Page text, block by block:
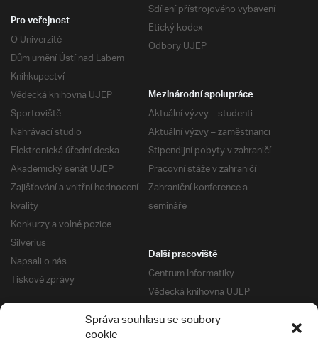
Správa souhlasu se soubory
cookie
Sdílení přístrojového vybavení
Etický kodex
Odbory UJEP
Pro veřejnost
O Univerzitě
Dům umění Ústí nad Labem
Knihkupectví
Vědecká knihovna UJEP
Sportoviště
Nahrávací studio
Elektronická úřední deska –
Akademický senát UJEP
Zajišťování a vnitřní hodnocení
kvality
Konkurzy a volné pozice
Silverius
Napsali o nás
Tiskové zprávy
Mezinárodní spolupráce
Aktuální výzvy – studenti
Aktuální výzvy – zaměstnanci
Stipendijní pobyty v zahraničí
Pracovní stáže v zahraničí
Zahraniční konference a
semináře
Další pracoviště
Centrum Informatiky
Vědecká knihovna UJEP
Správa kolejí a menz
Univerzitní centrum podpory